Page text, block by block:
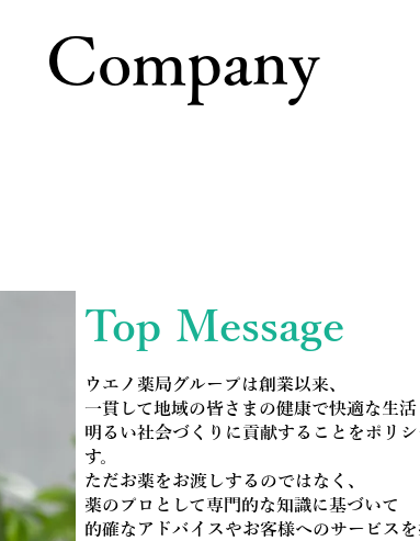
Company
Top Message
ウエノ薬局グループは創業以来、
一貫して地域の皆さまの健康で快適な生
明るい社会づくりに貢献することをポリ
す。
ただお薬をお渡しするのではなく、
薬のプロとして専門的な知識に基づいて
的確なアドバイスやお客様へのサービス